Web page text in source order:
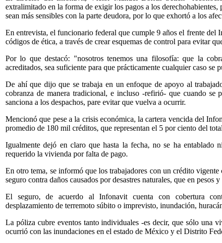
extralimitado en la forma de exigir los pagos a los
sean más sensibles con la parte deudora, por lo que exhortó a los
En entrevista, el funcionario federal que cumple 9 años el frente del
códigos de ética, a través de crear esquemas de control para evitar
Por lo que destacó: "nosotros tenemos una filosofía: que la
acreditados, sea suficiente para que prácticamente cualquier caso se
De ahí que dijo que se trabaja en un enfoque de apoyo al
cobranza de manera tradicional, e incluso -refirió- que cuando se
sanciona a los despachos, pare evitar que vuelva a ocurrir.
Mencionó que pese a la crisis económica, la cartera vencida del
promedio de 180 mil créditos, que representan el 5 por ciento del
Igualmente dejó en claro que hasta la fecha, no se ha entablado
requerido la vivienda por falta de pago.
En otro tema, se informó que los trabajadores con un crédito vigente
seguro contra daños causados por desastres naturales, que en pesos
El seguro, de acuerdo al Infonavit cuenta con cobertura
desplazamiento de terremoto súbito o imprevisto, inundación,
La póliza cubre eventos tanto individuales -es decir, que sólo una
ocurrió con las inundaciones en el estado de México y el Distrito